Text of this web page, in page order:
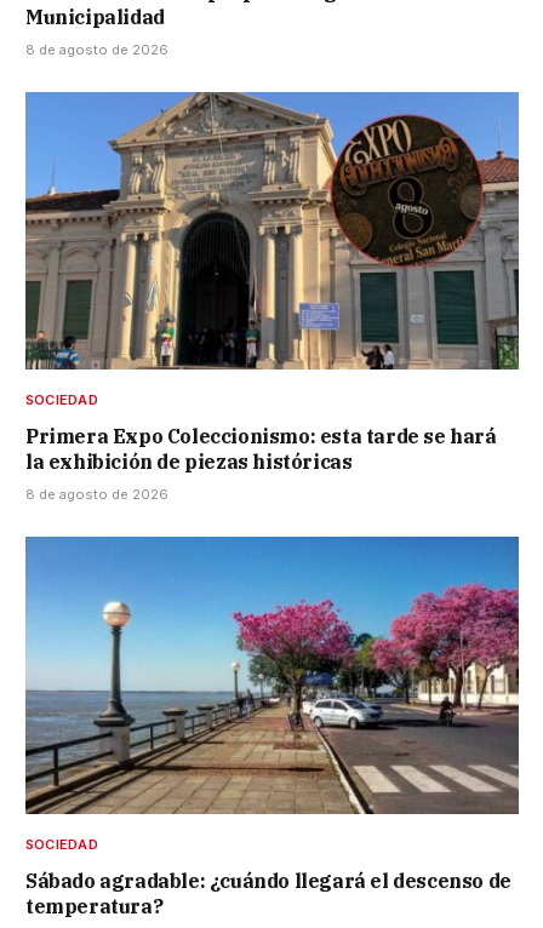
Municipalidad
8 de agosto de 2026
SOCIEDAD
Primera Expo Coleccionismo: esta tarde se hará
la exhibición de piezas históricas
8 de agosto de 2026
SOCIEDAD
Sábado agradable: ¿cuándo llegará el descenso de
temperatura?